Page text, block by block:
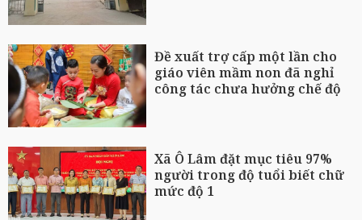
Đề xuất trợ cấp một lần cho
giáo viên mầm non đã nghỉ
công tác chưa hưởng chế độ
Xã Ô Lâm đặt mục tiêu 97%
người trong độ tuổi biết chữ
mức độ 1